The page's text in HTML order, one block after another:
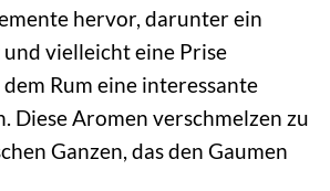
hervor, darunter ein
vielleicht eine Prise
Rum eine interessante
Diese Aromen verschmelzen zu
Ganzen, das den Gaumen